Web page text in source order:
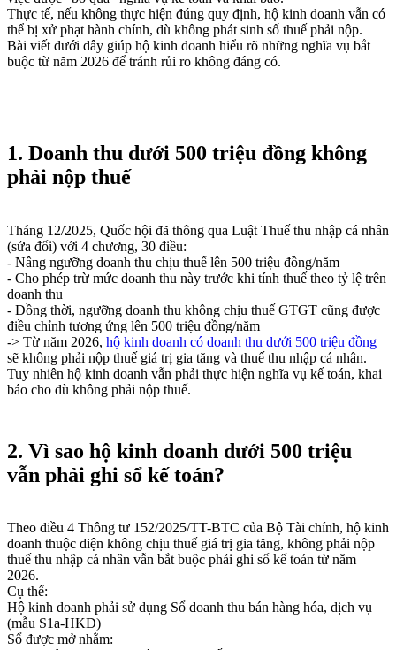
Thực tế, nếu không thực hiện đúng quy định, hộ kinh doanh vẫn có
thể bị xử phạt hành chính, dù không phát sinh số thuế phải nộp.
Bài viết dưới đây giúp hộ kinh doanh hiểu rõ những nghĩa vụ bắt
buộc từ năm 2026 để tránh rủi ro không đáng có.
1. Doanh thu dưới 500 triệu đồng không
phải nộp thuế
Tháng 12/2025, Quốc hội đã thông qua Luật Thuế thu nhập cá nhân
(sửa đổi) với 4 chương, 30 điều:
- Nâng ngưỡng doanh thu chịu thuế lên 500 triệu đồng/năm
- Cho phép trừ mức doanh thu này trước khi tính thuế theo tỷ lệ trên
doanh thu
- Đồng thời, ngưỡng doanh thu không chịu thuế GTGT cũng được
điều chỉnh tương ứng lên 500 triệu đồng/năm
-> Từ năm 2026, hộ kinh doanh có doanh thu dưới 500 triệu đồng
sẽ không phải nộp thuế giá trị gia tăng và thuế thu nhập cá nhân.
Tuy nhiên hộ kinh doanh vẫn phải thực hiện nghĩa vụ kế toán, khai
báo cho dù không phải nộp thuế.
2. Vì sao hộ kinh doanh dưới 500 triệu
vẫn phải ghi sổ kế toán?
Theo điều 4 Thông tư 152/2025/TT-BTC của Bộ Tài chính, hộ kinh
doanh thuộc diện không chịu thuế giá trị gia tăng, không phải nộp
thuế thu nhập cá nhân vẫn bắt buộc phải ghi sổ kế toán từ năm
2026.
Cụ thể:
Hộ kinh doanh phải sử dụng Sổ doanh thu bán hàng hóa, dịch vụ
(mẫu S1a-HKD)
Sổ được mở nhằm: